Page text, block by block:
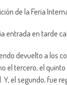
de la Feria
entrada en tarde
devuelto a
el tercero, el
el segundo, fue